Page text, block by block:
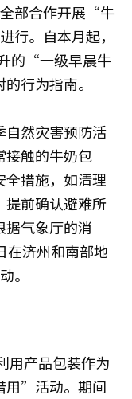
部合作开展“牛
。自本月起，
的“一级早晨牛
行为指南。
自然灾害预防活
接触的牛奶包
措施，如清理
提前确认避难所
据气象厅的消
在济州和南部地
。
用产品包装作为
用”活动。期间